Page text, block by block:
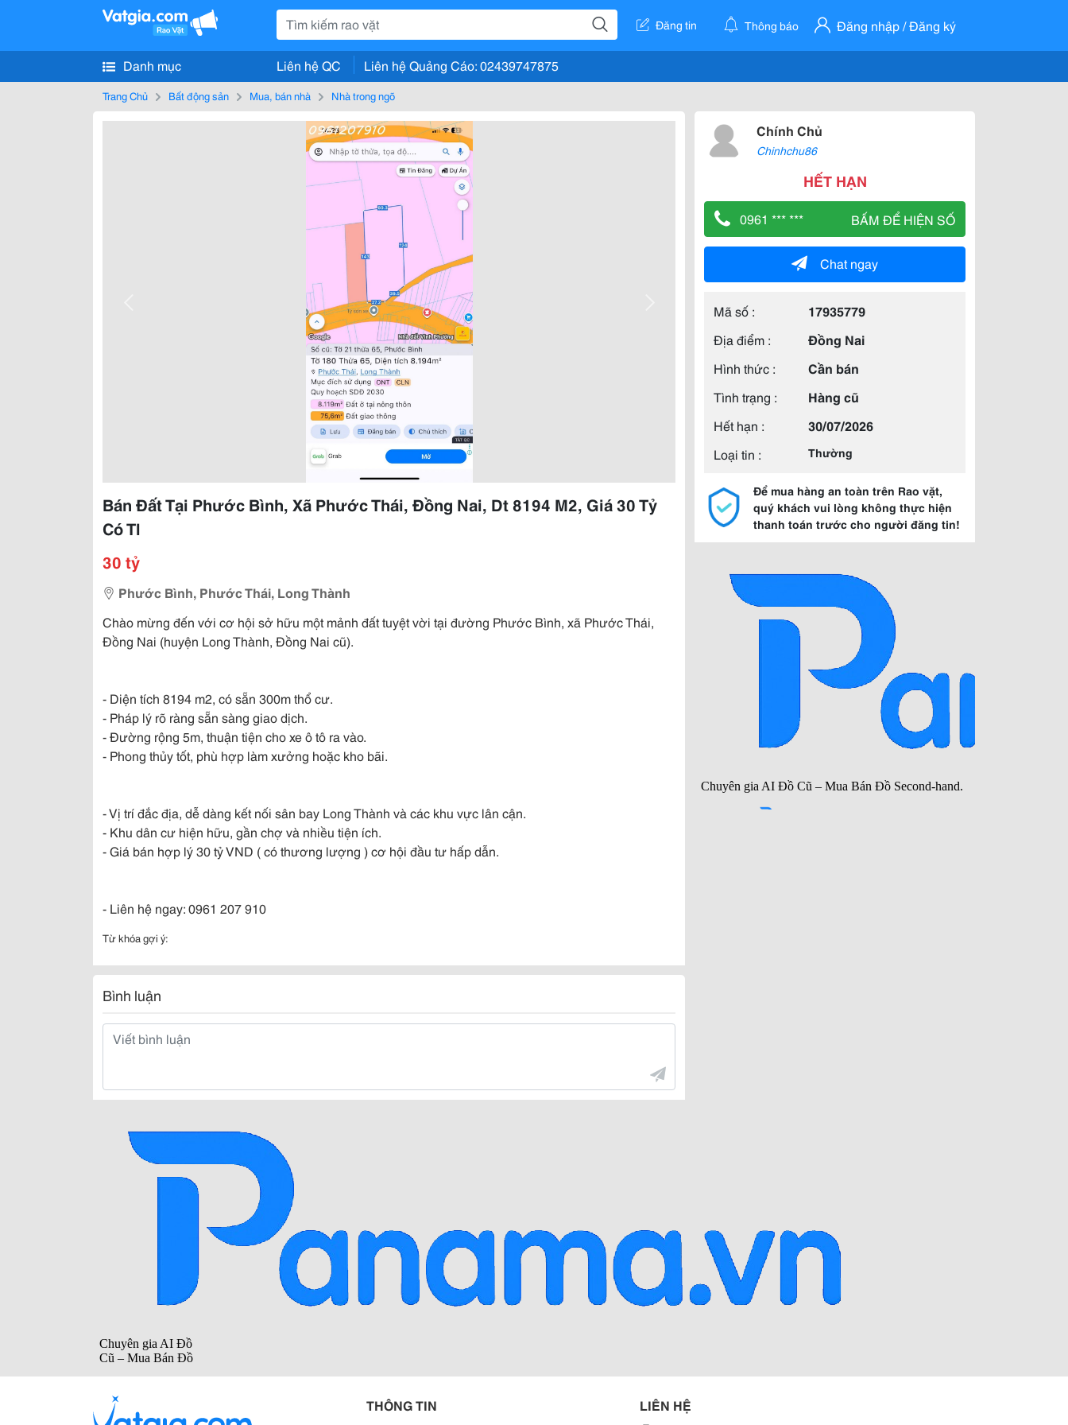
Đăng tin Thông báo Đăng nhập / Đăng ký
Danh mục Liên hệ QC Liên hệ Quảng Cáo: 02439747875
Trang Chủ Bất động sản Mua, bán nhà Nhà trong ngõ
Bán Đất Tại Phước Bình, Xã Phước Thái, Đồng Nai, Dt 8194 M2, Giá 30 Tỷ
Có Tl
30 tỷ
Phước Bình, Phước Thái, Long Thành
Chào mừng đến với cơ hội sở hữu một mảnh đất tuyệt vời tại đường Phước Bình, xã Phước Thái,
Đồng Nai (huyện Long Thành, Đồng Nai cũ).
- Diện tích 8194 m2, có sẵn 300m thổ cư.
- Pháp lý rõ ràng sẵn sàng giao dịch.
- Đường rộng 5m, thuận tiện cho xe ô tô ra vào.
- Phong thủy tốt, phù hợp làm xưởng hoặc kho bãi.
- Vị trí đắc địa, dễ dàng kết nối sân bay Long Thành và các khu vực lân cận.
- Khu dân cư hiện hữu, gần chợ và nhiều tiện ích.
- Giá bán hợp lý 30 tỷ VND ( có thương lượng ) cơ hội đầu tư hấp dẫn.
- Liên hệ ngay: 0961 207 910
Từ khóa gợi ý:
Bình luận
Chính Chủ
Chinhchu86
HẾT HẠN
0961 *** *** BẤM ĐỂ HIỆN SỐ
Chat ngay
Mã số :
17935779
Địa điểm :
Đồng Nai
Hình thức :
Cần bán
Tình trạng :
Hàng cũ
Hết hạn :
30/07/2026
Loại tin :
Thường
Để mua hàng an toàn trên Rao vặt,
quý khách vui lòng không thực hiện
thanh toán trước cho người đăng tin!
THÔNG TIN LIÊN HỆ